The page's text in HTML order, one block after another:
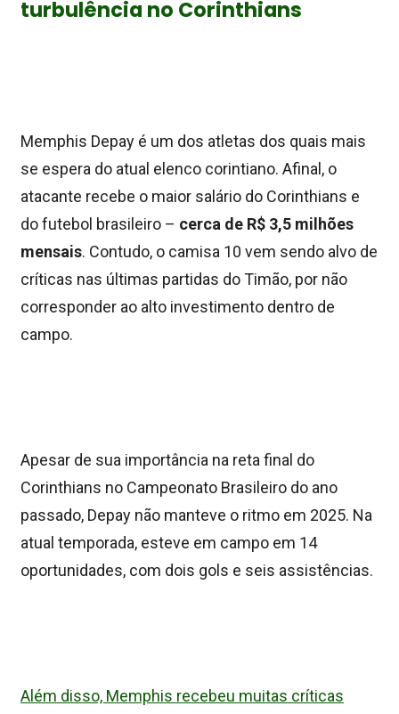
turbulência no Corinthians
Memphis Depay é um dos atletas dos quais mais
se espera do atual elenco corintiano. Afinal, o
atacante recebe o maior salário do Corinthians e
do futebol brasileiro – cerca de R$ 3,5 milhões
mensais. Contudo, o camisa 10 vem sendo alvo de
críticas nas últimas partidas do Timão, por não
corresponder ao alto investimento dentro de
campo.
Apesar de sua importância na reta final do
Corinthians no Campeonato Brasileiro do ano
passado, Depay não manteve o ritmo em 2025. Na
atual temporada, esteve em campo em 14
oportunidades, com dois gols e seis assistências.
Além disso, Memphis recebeu muitas críticas